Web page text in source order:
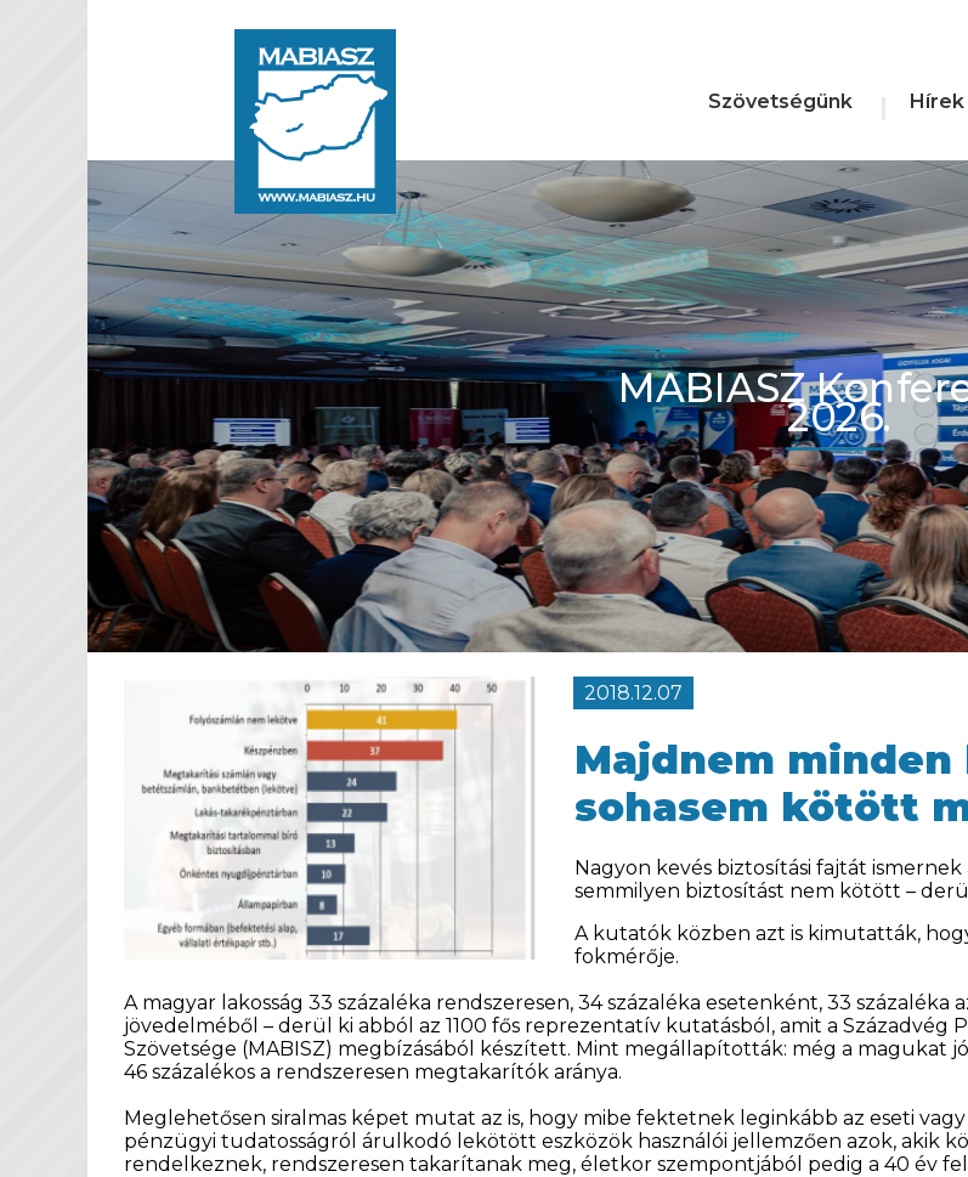
Szövetségünk Hírek
MABIASZ
2026.
2018.12.07
Majdnem
sohasem kötött
Nagyon kevés biztosítási fajtát ismernek
semmilyen biztosítást nem kötött –
A kutatók közben azt is kimutatták,
fokmérője.
A magyar lakosság 33 százaléka rendszeresen, 34 százaléka esetenként, 33
jövedelméből – derül ki abból az 1100 fős reprezentatív kutatásból, amit a Századvég
Szövetsége (MABISZ) megbízásából készített. Mint megállapították: még a magukat
46 százalékos a rendszeresen megtakarítók aránya.
Meglehetősen siralmas képet mutat az is, hogy mibe fektetnek leginkább az eseti
pénzügyi tudatosságról árulkodó lekötött eszközök használói jellemzően azok, akik
rendelkeznek, rendszeresen takarítanak meg, életkor szempontjából pedig a 40 év